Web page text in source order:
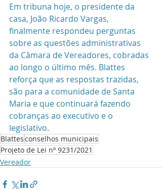
Em tribuna hoje, o presidente da
casa, João Ricardo Vargas,
finalmente respondeu perguntas
sobre as questões administrativas
da Câmara de Vereadores, cobradas
ao longo o último mês. Blattes
reforça que as respostas trazidas,
são para a comunidade de Santa
Maria e que continuará fazendo
cobranças ao executivo e o
legislativo.
Blattesconselhos municipais
Projeto de Lei nº 9231/2021
Vereador